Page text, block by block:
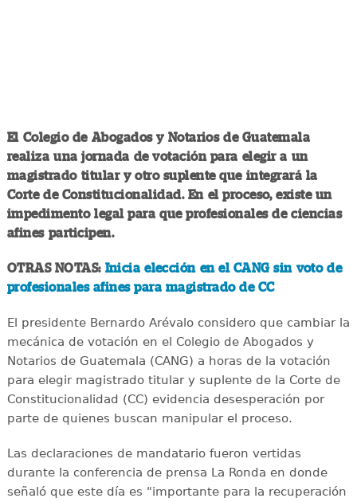
El Colegio de Abogados y Notarios de Guatemala
realiza una jornada de votación para elegir a un
magistrado titular y otro suplente que integrará la
Corte de Constitucionalidad. En el proceso, existe un
impedimento legal para que profesionales de ciencias
afines participen.
OTRAS NOTAS: Inicia elección en el CANG sin voto de
profesionales afines para magistrado de CC
El presidente Bernardo Arévalo considero que cambiar la
mecánica de votación en el Colegio de Abogados y
Notarios de Guatemala (CANG) a horas de la votación
para elegir magistrado titular y suplente de la Corte de
Constitucionalidad (CC) evidencia desesperación por
parte de quienes buscan manipular el proceso.
Las declaraciones de mandatario fueron vertidas
durante la conferencia de prensa La Ronda en donde
señaló que este día es "importante para la recuperación